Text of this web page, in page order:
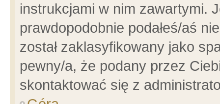
instrukcjami w nim zawartymi.
prawdopodobnie podałeś/aś
został zaklasyfikowany jako
pewny/a, że podany przez
skontaktować się z